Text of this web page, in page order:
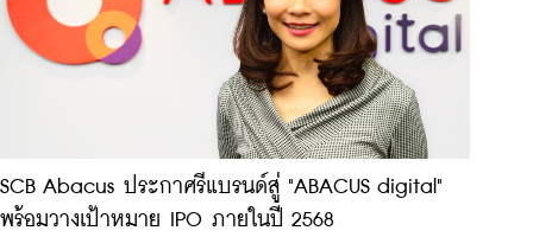
SCB Abacus ประกาศรีแบรนด์สู่ "ABACUS digital"
พร้อมวางเป้าหมาย IPO ภายในปี 2568